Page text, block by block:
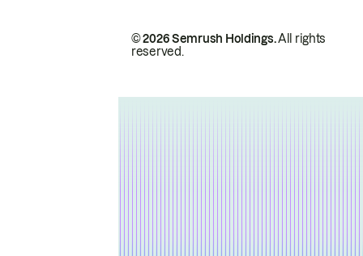
© 2026 Semrush Holdings.All rights
reserved.